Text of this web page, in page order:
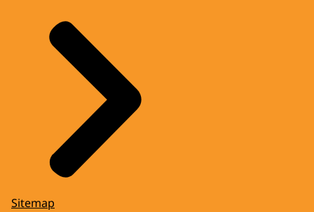
Sitemap